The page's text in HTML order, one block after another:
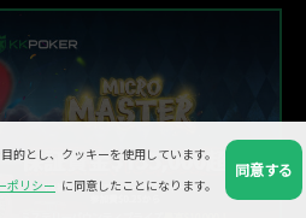
的とし、クッキーを使用しています。
ポリシー に同意したことになります。
同意する